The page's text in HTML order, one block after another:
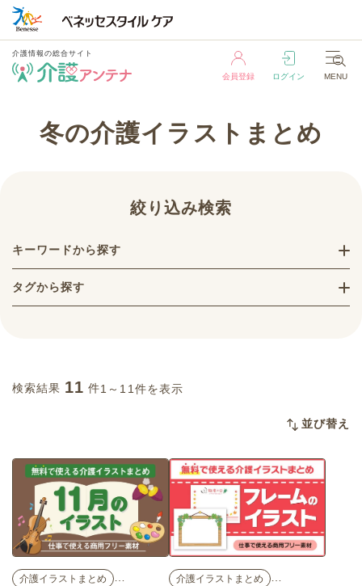
介護情報の総合サイト
会員登録 ログイン MENU
会員登録 ログイン
冬の介護イラストまとめ
絞り込み検索
キーワードから探す
タグから探す
検索結果 11 件1～11件を表示
並び替え
介護イラストまとめ … 介護イラストまとめ …